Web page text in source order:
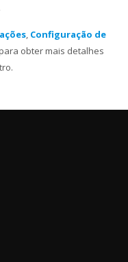
, Configuração de
obter mais detalhes